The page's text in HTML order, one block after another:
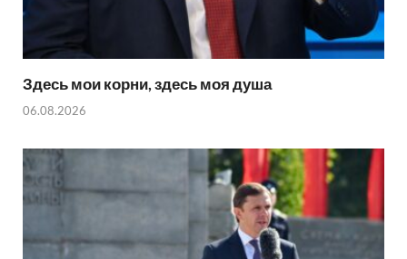
Здесь мои корни, здесь моя душа
06.08.2026